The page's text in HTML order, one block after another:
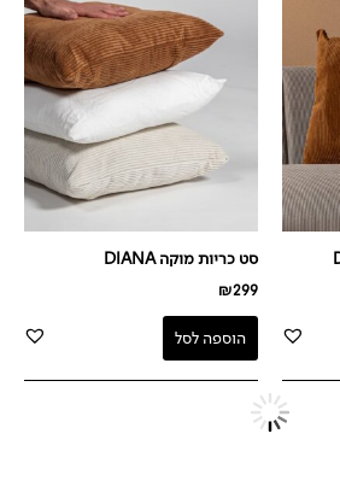
סט כריות מוקה DIANA
₪299
הוספה לסל